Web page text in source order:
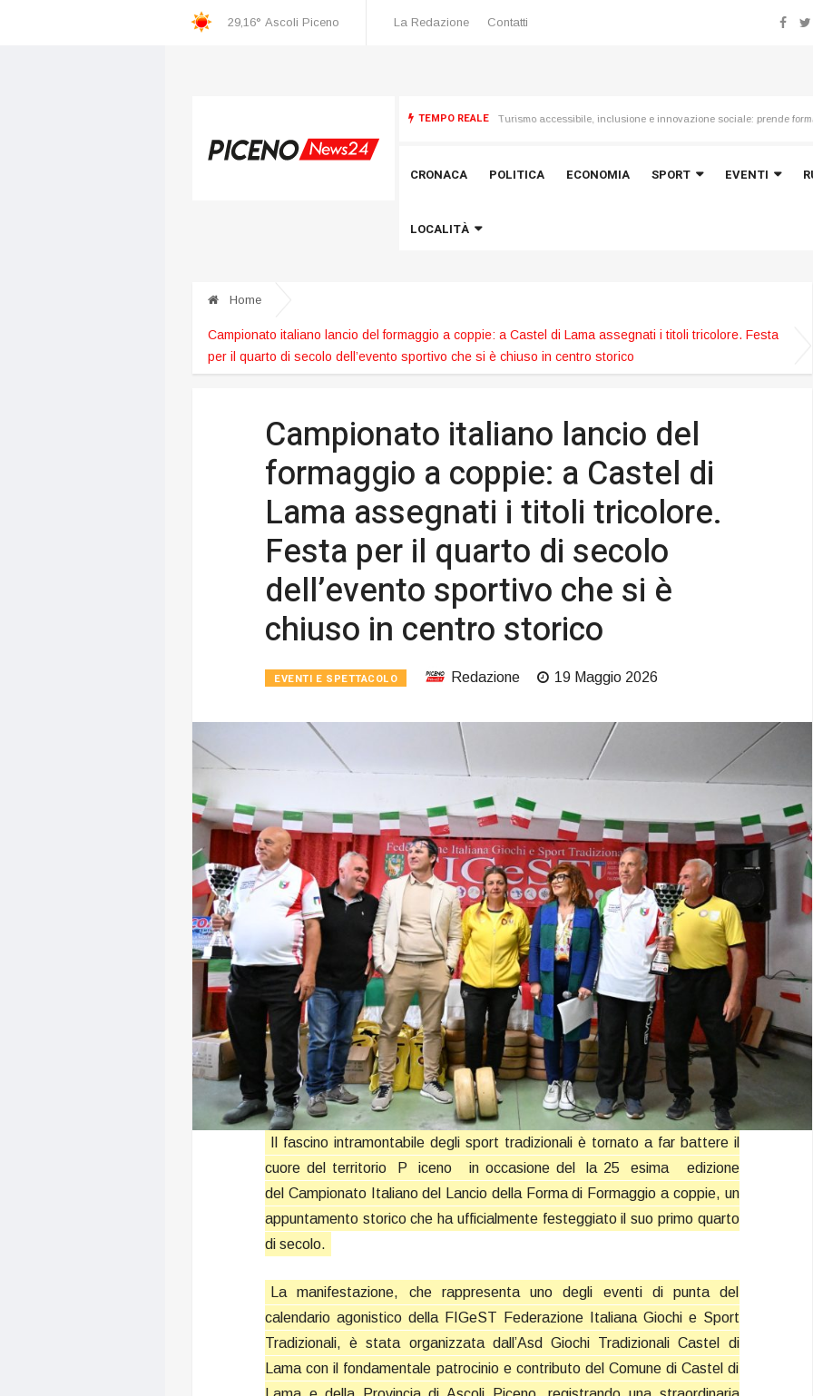
29,16° Ascoli Piceno La Redazione Contatti
TEMPO REALE
Trofeo di Sant’Emidio entra nel vivo: domenica 9 agosto le finali
CRONACA POLITICA ECONOMIA SPORT EVENTI
LOCALITÀ
Home
Campionato italiano lancio del formaggio a coppie: a Castel di Lama assegnati i titoli tricolore. Festa
per il quarto di secolo dell’evento sportivo che si è chiuso in centro storico
Campionato italiano lancio del
formaggio a coppie: a Castel di
Lama assegnati i titoli tricolore.
Festa per il quarto di secolo
dell’evento sportivo che si è
chiuso in centro storico
EVENTI E SPETTACOLO Redazione 19 Maggio 2026
Il fascino intramontabile degli sport tradizionali è tornato a far battere il
cuore del territorio
P iceno in occasione del la 25 esima
edizione
del Campionato Italiano del Lancio della Forma di Formaggio a coppie, un
appuntamento storico che ha ufficialmente festeggiato il suo primo quarto
di secolo.
La manifestazione, che rappresenta uno degli eventi di punta del
calendario agonistico della FIGeST Federazione Italiana Giochi e Sport
Tradizionali, è stata organizzata dall’Asd Giochi Tradizionali Castel di
Lama con il fondamentale patrocinio e contributo del Comune di Castel di